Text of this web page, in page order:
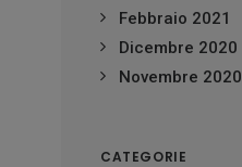
Febbraio 2021
Dicembre 2020
Novembre 2020
CATEGORIE